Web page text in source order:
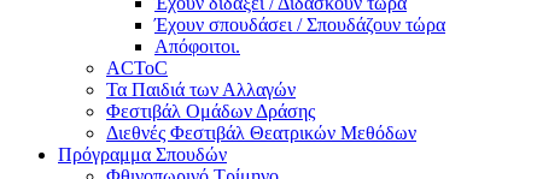
Έχουν σπουδάσει / Σπουδάζουν τώρα
Απόφοιτοι.
ACToC
Τα Παιδιά των Αλλαγών
Φεστιβάλ Ομάδων Δράσης
Διεθνές Φεστιβάλ Θεατρικών Μεθόδων
Πρόγραμμα Σπουδών